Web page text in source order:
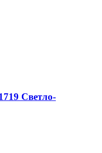
Светло-